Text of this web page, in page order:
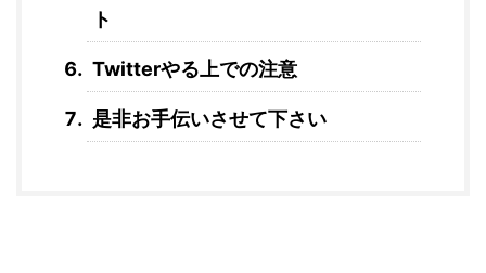
ト
Twitterやる上での注意
是非お手伝いさせて下さい